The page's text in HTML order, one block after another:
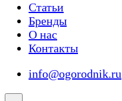
Статьи
Бренды
О нас
Контакты
info@ogorodnik.ru